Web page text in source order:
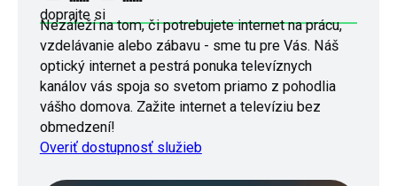
doprajte si
Nezáleží na tom, či potrebujete internet na prácu,
vzdelávanie alebo zábavu - sme tu pre Vás. Náš
optický internet a pestrá ponuka televíznych
kanálov vás spoja so svetom priamo z pohodlia
vášho domova. Zažite internet a televíziu bez
obmedzení!
Overiť dostupnosť služieb